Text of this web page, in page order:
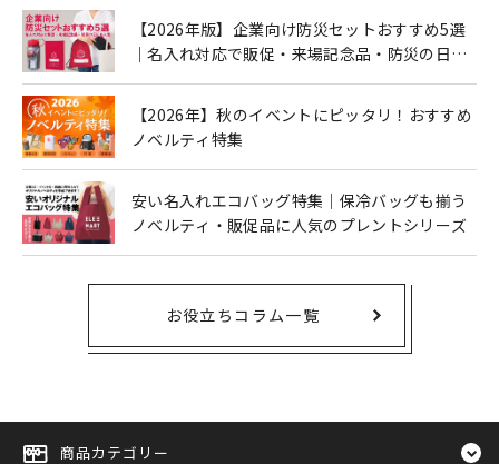
【2026年版】企業向け防災セットおすすめ5選
｜名入れ対応で販促・来場記念品・防災の日に
【2026年】秋のイベントにピッタリ！おすすめ
ノベルティ特集
安い名入れエコバッグ特集｜保冷バッグも揃う
ノベルティ・販促品に人気のプレントシリーズ
お役立ちコラム一覧
商品カテゴリー